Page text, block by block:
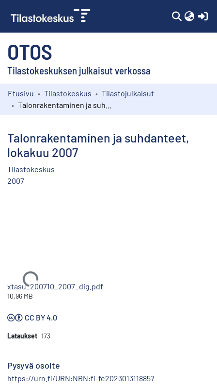
OTOS
Tilastokeskuksen julkaisut verkossa
Kokoelmat
Etusivu Tilastokeskus
Tilastojulkaisut
Talonrakentaminen ja suhdanteet,
lokakuu 2007
Tilastokeskus
2007
Ladataan...
xtasu_200710_2007_dig.pdf
10.96 MB
CC BY 4.0
Lataukset 173
Pysyvä osoite
https://urn.fi/URN:NBN:fi-fe2023013118857